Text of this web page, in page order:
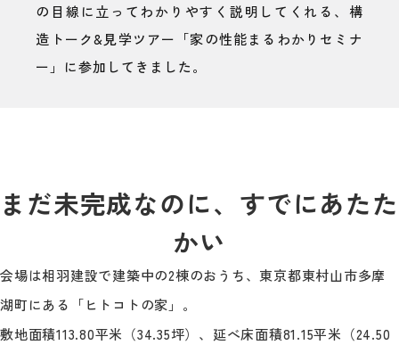
の目線に立ってわかりやすく説明してくれる、構
造トーク&見学ツアー「家の性能まるわかりセミナ
ー」に参加してきました。
まだ未完成なのに、すでにあたた
かい
会場は相羽建設で建築中の2棟のおうち、東京都東村山市多摩
湖町にある「ヒトコトの家」。
敷地面積113.80平米（34.35坪）、延べ床面積81.15平米（24.50